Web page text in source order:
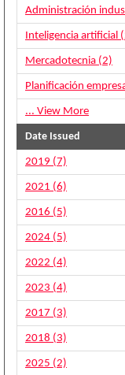
Administración
Inteligencia artificial
Mercadotecnia (2)
Planificación
... View More
Date Issued
2019 (7)
2021 (6)
2016 (5)
2024 (5)
2022 (4)
2023 (4)
2017 (3)
2018 (3)
2025 (2)